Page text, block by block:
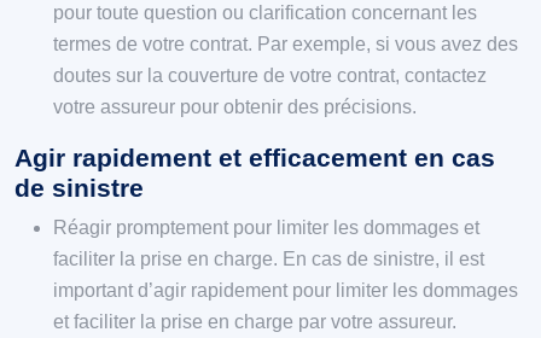
pour toute question ou clarification concernant les
termes de votre contrat. Par exemple, si vous avez des
doutes sur la couverture de votre contrat, contactez
votre assureur pour obtenir des précisions.
Agir rapidement et efficacement en cas
de sinistre
Réagir promptement pour limiter les dommages et
faciliter la prise en charge. En cas de sinistre, il est
important d’agir rapidement pour limiter les dommages
et faciliter la prise en charge par votre assureur.